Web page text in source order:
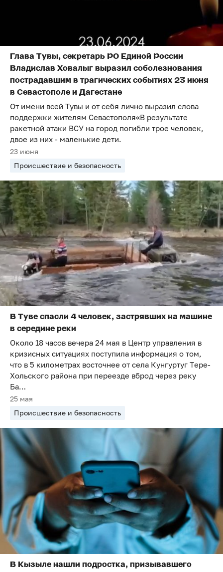
Глава Тувы, секретарь РО Единой России
Владислав Ховалыг выразил соболезнования
пострадавшим в трагических событиях 23 июня
в Севастополе и Дагестане
От имени всей Тувы и от себя лично выразил слова
поддержки жителям Севастополя«В результате
ракетной атаки ВСУ на город погибли трое человек,
двое из них - маленькие дети.
23 июня
Происшествие и безопасность
В Туве спасли 4 человек, застрявших на машине
в середине реки
Около 18 часов вечера 24 мая в Центр управления в
кризисных ситуациях поступила информация о том,
что в 5 километрах восточнее от села Кунгуртуг Тере-
Хольского района при переезде вброд через реку
Ба…
25 мая
Происшествие и безопасность
В Кызыле нашли подростка, призывавшего